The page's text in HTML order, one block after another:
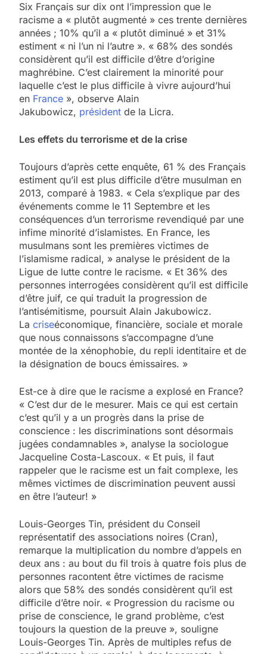
Six Français sur dix ont l’impression que le
racisme a « plutôt augmenté » ces trente dernières
années ; 10% qu’il a « plutôt diminué » et 31%
estiment « ni l’un ni l’autre ». « 68% des sondés
considèrent qu’il est difficile d’être d’origine
maghrébine. C’est clairement la minorité pour
laquelle c’est le plus difficile à vivre aujourd’hui
en France », observe Alain
Jakubowicz, président de la Licra.
Les effets du terrorisme et de la crise
Toujours d’après cette enquête, 61 % des Français
estiment qu’il est plus difficile d’être musulman en
2013, comparé à 1983. « Cela s’explique par des
événements comme le 11 Septembre et les
conséquences d’un terrorisme revendiqué par une
infime minorité d’islamistes. En France, les
musulmans sont les premières victimes de
l’islamisme radical, » analyse le président de la
Ligue de lutte contre le racisme. « Et 36% des
personnes interrogées considèrent qu’il est difficile
d’être juif, ce qui traduit la progression de
l’antisémitisme, poursuit Alain Jakubowicz.
La criseéconomique, financière, sociale et morale
que nous connaissons s’accompagne d’une
montée de la xénophobie, du repli identitaire et de
la désignation de boucs émissaires. »
Est-ce à dire que le racisme a explosé en France?
« C’est dur de le mesurer. Mais ce qui est certain
c’est qu’il y a un progrès dans la prise de
conscience : les discriminations sont désormais
jugées condamnables », analyse la sociologue
Jacqueline Costa-Lascoux. « Et puis, il faut
rappeler que le racisme est un fait complexe, les
mêmes victimes de discrimination peuvent aussi
en être l’auteur! »
Louis-Georges Tin, président du Conseil
représentatif des associations noires (Cran),
remarque la multiplication du nombre d’appels en
deux ans : au bout du fil trois à quatre fois plus de
personnes racontent être victimes de racisme
alors que 58% des sondés considèrent qu’il est
difficile d’être noir. « Progression du racisme ou
prise de conscience, le grand problème, c’est
toujours la question de la preuve », souligne
Louis-Georges Tin. Après de multiples refus de